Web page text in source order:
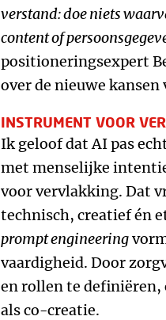
verstand: doe niets
content of
positioneringsexpert
over de nieuwe
INSTRUMENT VOOR
Ik geloof dat AI pas
met menselijke
voor vervlakking. Dat
technisch, creatief én
prompt engineering
vaardigheid. Door
en rollen te
als co-creatie.